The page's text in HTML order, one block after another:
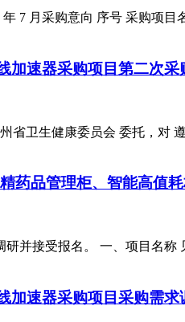
7 月采购意向 序号 采购项
加速器采购项目第二次采
省卫生健康委员会 委托，对
药品管理柜、智能高值
并接受报名。 一、项目名称
加速器采购项目采购需求